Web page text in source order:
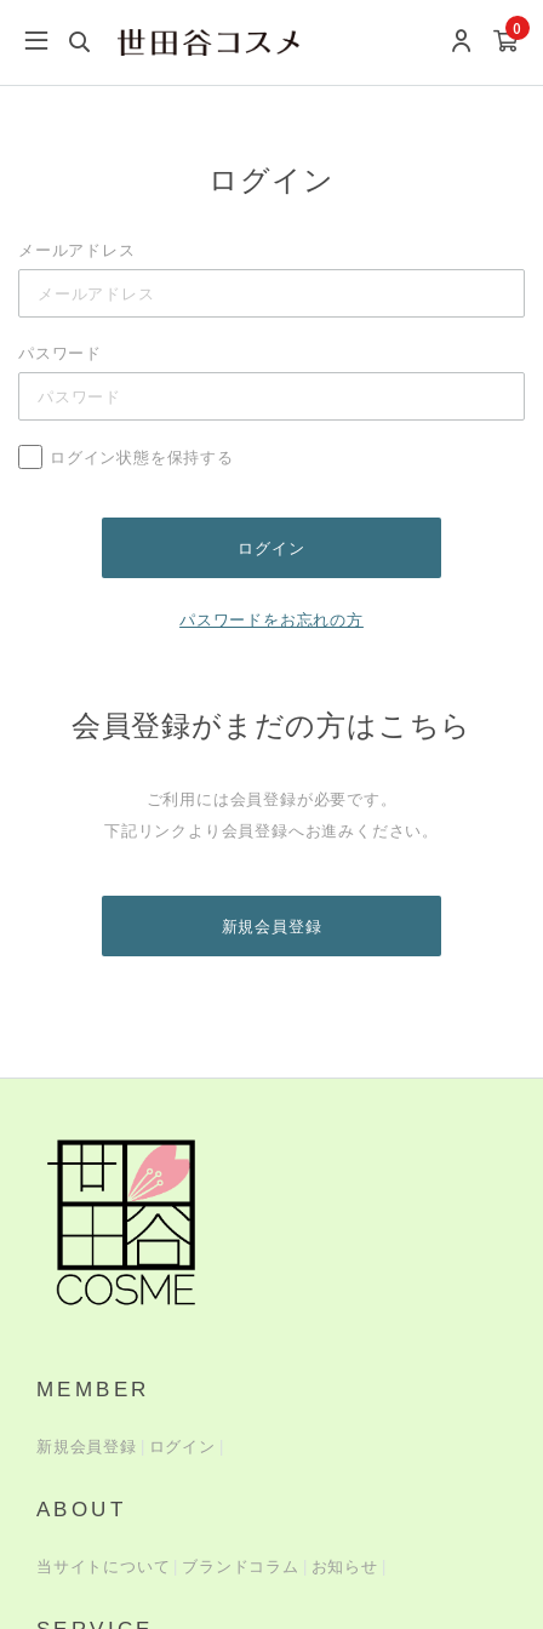
0
ログイン
メールアドレス
パスワード
ログイン状態を保持する
パスワードをお忘れの方
会員登録がまだの方はこちら
ご利用には会員登録が必要です。
下記リンクより会員登録へお進みください。
新規会員登録
MEMBER
新規会員登録 ログイン
ABOUT
当サイトについて ブランドコラム お知らせ